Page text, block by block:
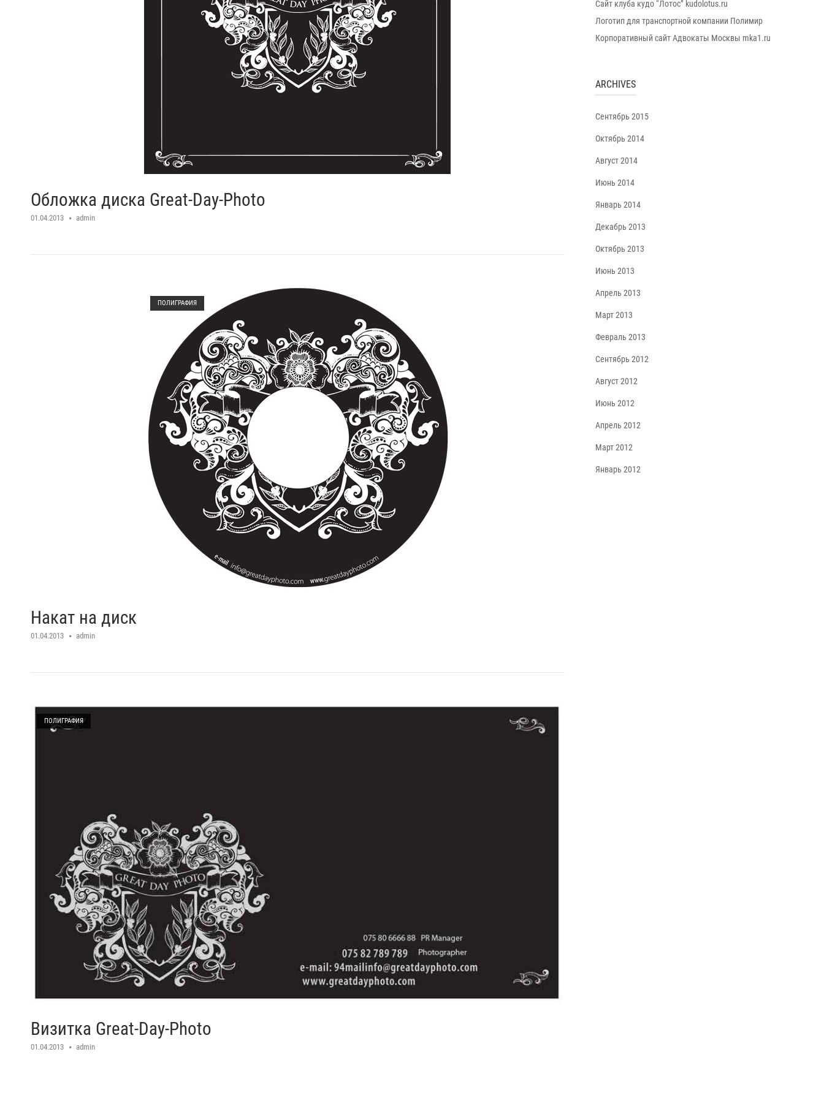
Обложка диска Great-Day-Photo
01.04.2013 admin
ПОЛИГРАФИЯ
Накат на диск
01.04.2013 admin
ПОЛИГРАФИЯ
Визитка Great-Day-Photo
01.04.2013 admin
Сайт клуба кудо “Лотос” kudolotus.ru
Логотип для транспортной компании Полимир
Корпоративный сайт Адвокаты Москвы mka1.ru
ARCHIVES
Сентябрь 2015
Октябрь 2014
Август 2014
Июнь 2014
Январь 2014
Декабрь 2013
Октябрь 2013
Июнь 2013
Апрель 2013
Март 2013
Февраль 2013
Сентябрь 2012
Август 2012
Июнь 2012
Апрель 2012
Март 2012
Январь 2012